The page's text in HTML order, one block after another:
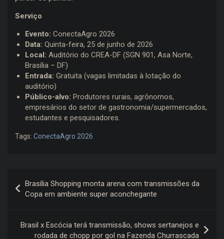
Serviço
Evento: ConectaAgro 2026
Data: Quinta-feira, 25 de junho de 2026
Local: Auditório do CREA-DF (SGN 901, Asa Norte,
Brasília – DF)
Entrada: Gratuita (vagas limitadas à lotação do
auditório)
Público-alvo: Produtores rurais, agrônomos,
empresários do setor de gastronomia/supermercados,
estudantes e pesquisadores.
Tags: ConectaAgro 2026
de
Brasília Shopping monta arena com transmissões da
Copa em ambiente super aconchegante
Brasil x Escócia terá transmissão, shows sertanejos e
rodada de chopp por gol na Fazenda Churrascada